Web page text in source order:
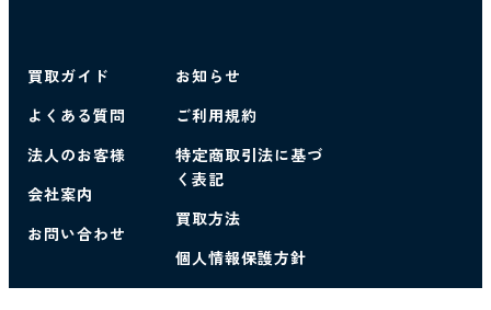
買取ガイド
よくある質問
法人のお客様
会社案内
お問い合わせ
お知らせ
ご利用規約
特定商取引法に基づ
く表記
買取方法
個人情報保護方針